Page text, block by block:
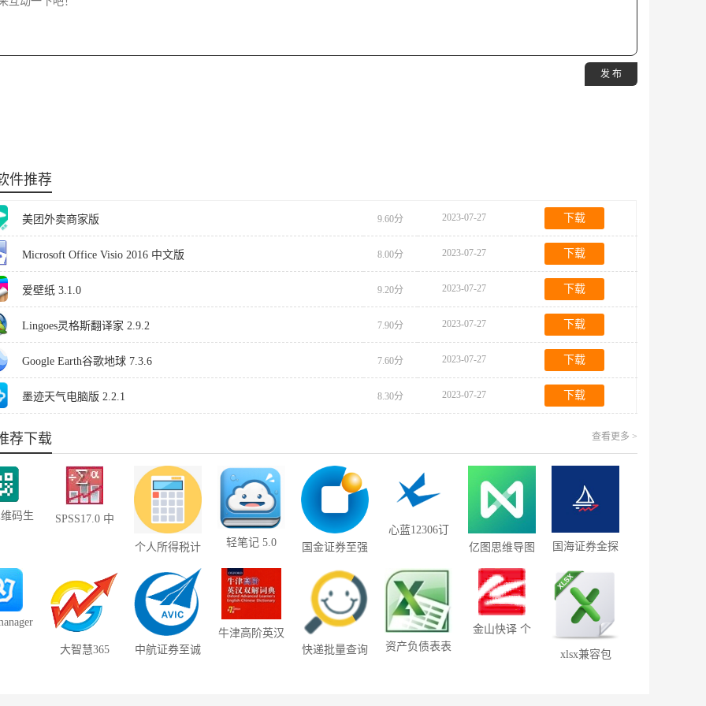
发 布
件推荐
美团外卖商家版 9.60分 2023-07-27 下载
Microsoft Office Visio 2016 中文版 8.00分 2023-07-27 下载
爱壁纸 3.1.0 9.20分 2023-07-27 下载
Lingoes灵格斯翻译家 2.9.2 7.90分 2023-07-27 下载
Google Earth谷歌地球 7.3.6 7.60分 2023-07-27 下载
墨迹天气电脑版 2.2.1 8.30分 2023-07-27 下载
荐下载 查看更多 >
码生
SPSS17.0 中
个人所得税计
轻笔记 5.0
国金证券至强
心蓝12306订
亿图思维导图
9.0
国海证券金探
7.18
大智慧365
中航证券至诚
牛津高阶英汉
快递批量查询
资产负债表表
金山快译 个
xlsx兼容包